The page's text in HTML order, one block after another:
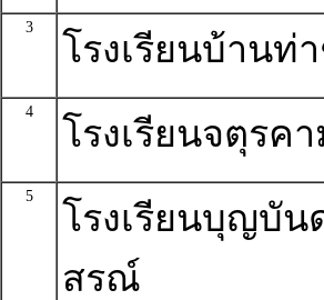
3
โรงเรียนบ้านท่
4
โรงเรียนจตุรค
5
โรงเรียนบุญบัน
สรณ์